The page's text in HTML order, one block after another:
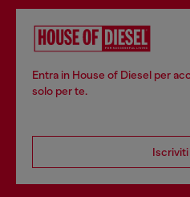
Entra in House of Diesel per
solo per te.
Iscriviti